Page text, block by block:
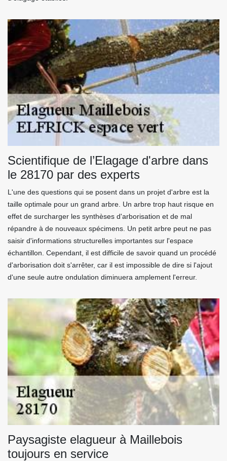
Scientifique de l’Elagage d'arbre dans
le 28170 par des experts
L'une des questions qui se posent dans un projet d'arbre est la
taille optimale pour un grand arbre. Un arbre trop haut risque en
effet de surcharger les synthèses d'arborisation et de mal
répandre à de nouveaux spécimens. Un petit arbre peut ne pas
saisir d'informations structurelles importantes sur l'espace
échantillon. Cependant, il est difficile de savoir quand un procédé
d'arborisation doit s'arrêter, car il est impossible de dire si l'ajout
d'une seule autre ondulation diminuera amplement l'erreur.
Paysagiste elagueur à Maillebois
toujours en service